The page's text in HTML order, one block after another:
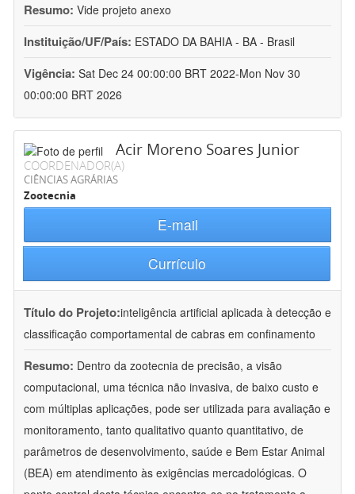
Resumo: Vide projeto anexo
Instituição/UF/País: ESTADO DA BAHIA - BA - Brasil
Vigência: Sat Dec 24 00:00:00 BRT 2022-Mon Nov 30
00:00:00 BRT 2026
Acir Moreno Soares Junior
COORDENADOR(A)
CIÊNCIAS AGRÁRIAS
Zootecnia
E-mail
Currículo
Título do Projeto:inteligência artificial aplicada à detecção e
classificação comportamental de cabras em confinamento
Resumo: Dentro da zootecnia de precisão, a visão
computacional, uma técnica não invasiva, de baixo custo e
com múltiplas aplicações, pode ser utilizada para avaliação e
monitoramento, tanto qualitativo quanto quantitativo, de
parâmetros de desenvolvimento, saúde e Bem Estar Animal
(BEA) em atendimento às exigências mercadológicas. O